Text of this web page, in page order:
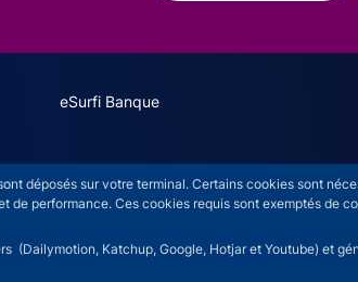
déposés sur votre terminal. Certains cookies sont
de performance. Ces cookies requis sont exemptés de
(Dailymotion, Katchup, Google, Hotjar et Youtube) et
eSurfi Banque